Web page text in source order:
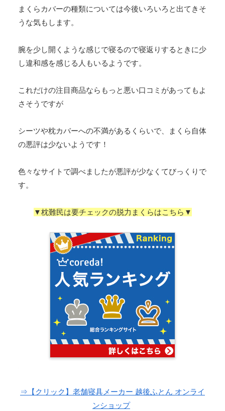
まくらカバーの種類については今後いろいろと出てきそ
うな気もします。
腕を少し開くような感じで寝るので寝返りするときに少
し違和感を感じる人もいるようです。
これだけの注目商品ならもっと悪い口コミがあってもよ
さそうですが
シーツや枕カバーへの不満があるくらいで、まくら自体
の悪評は少ないようです！
色々なサイトで調べましたが悪評が少なくてびっくりで
す。
▼枕難民は要チェックの脱力まくらはこちら▼
⇒【クリック】老舗寝具メーカー 越後ふとん オンライ
ンショップ